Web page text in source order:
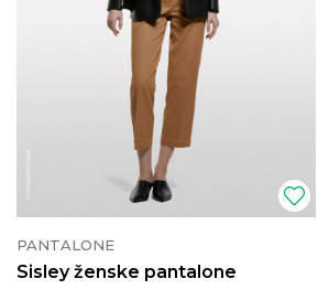
PANTALONE
Sisley ženske pantalone